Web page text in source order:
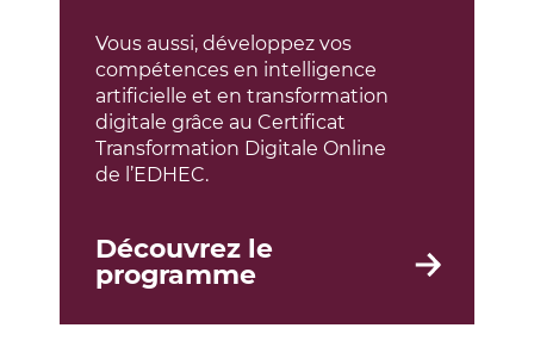
Vous aussi, développez vos
compétences en intelligence
artificielle et en transformation
digitale grâce au Certificat
Transformation Digitale Online
de l’EDHEC.
Découvrez le
programme